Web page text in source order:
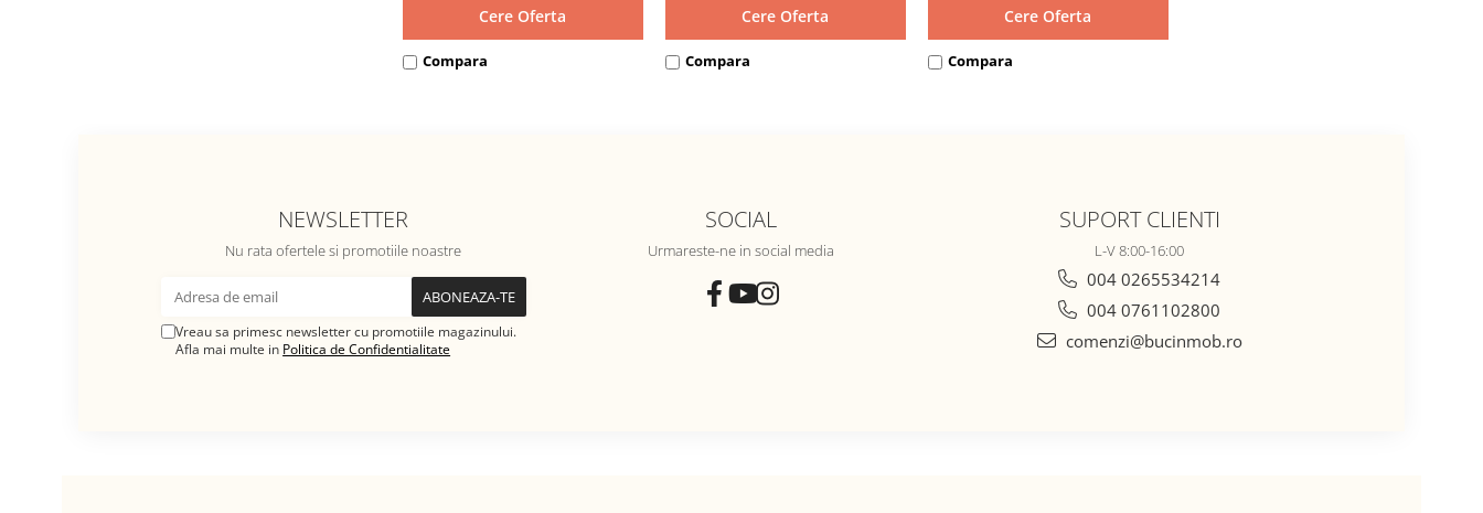
Cere Oferta
Compara
Cere Oferta
Compara
Cere Oferta
Compara
NEWSLETTER
Nu rata ofertele si promotiile noastre
Vreau sa primesc newsletter cu promotiile magazinului.
Afla mai multe in Politica de Confidentialitate
SOCIAL
Urmareste-ne in social media
SUPORT CLIENTI
L-V 8:00-16:00
004 0265534214
004 0761102800
comenzi@bucinmob.ro